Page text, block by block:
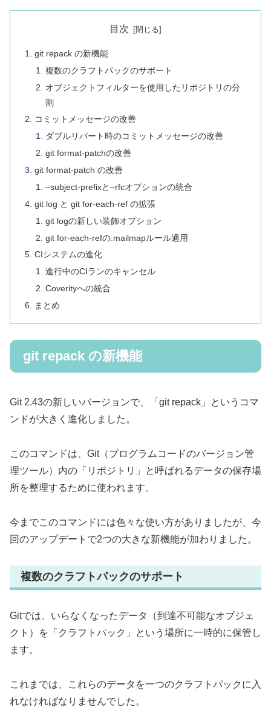
目次
git repack の新機能
複数のクラフトパックのサポート
オブジェクトフィルターを使用したリポジトリの分
割
コミットメッセージの改善
ダブルリバート時のコミットメッセージの改善
git format-patchの改善
git format-patch の改善
–subject-prefixと–rfcオプションの統合
git log と git for-each-ref の拡張
git logの新しい装飾オプション
git for-each-refの.mailmapルール適用
CIシステムの進化
進行中のCIランのキャンセル
Coverityへの統合
まとめ
git repack の新機能
Git 2.43の新しいバージョンで、「git repack」というコマ
ンドが大きく進化しました。
このコマンドは、Git（プログラムコードのバージョン管
理ツール）内の「リポジトリ」と呼ばれるデータの保存場
所を整理するために使われます。
今までこのコマンドには色々な使い方がありましたが、今
回のアップデートで2つの大きな新機能が加わりました。
複数のクラフトパックのサポート
Gitでは、いらなくなったデータ（到達不可能なオブジェ
クト）を「クラフトパック」という場所に一時的に保管し
ます。
これまでは、これらのデータを一つのクラフトパックに入
れなければなりませんでした。